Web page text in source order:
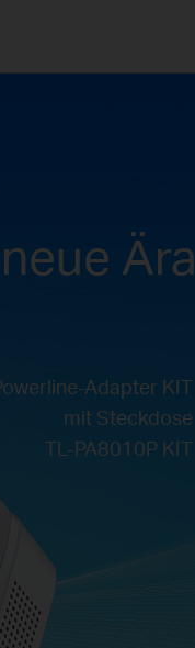
Ära
Adapter KIT
mit Steckdose
TL-PA8010P KIT